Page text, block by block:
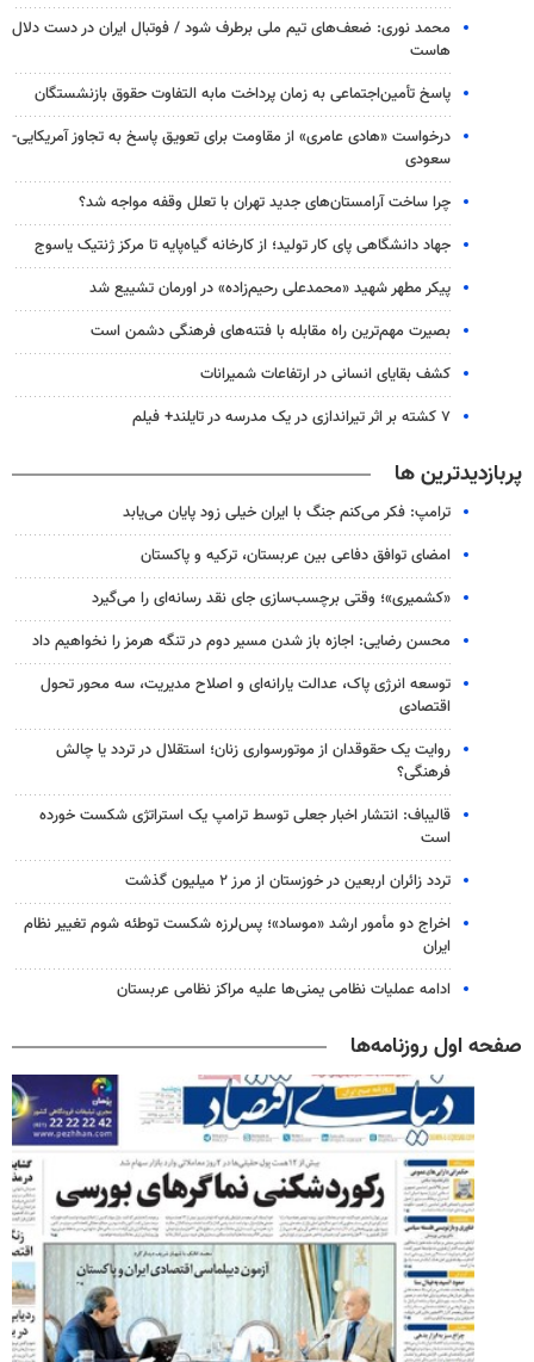
محمد نوری: ضعف‌های تیم ملی برطرف شود / فوتبال ایران در دست دلال
هاست
پاسخ تأمین‌اجتماعی به زمان پرداخت مابه التفاوت حقوق بازنشستگان
درخواست «هادی عامری» از مقاومت برای تعویق پاسخ به تجاوز آمریکایی-
سعودی
چرا ساخت آرامستان‌های جدید تهران با تعلل وقفه مواجه شد؟
جهاد دانشگاهی پای کار تولید؛ از کارخانه گیاه‌پایه تا مرکز ژنتیک یاسوج
پیکر مطهر شهید «محمدعلی رحیم‌زاده» در اورمان تشییع شد
بصیرت مهم‌ترین راه مقابله با فتنه‌های فرهنگی دشمن است
کشف بقایای انسانی در ارتفاعات شمیرانات
۷ کشته بر اثر تیراندازی در یک مدرسه در تایلند+ فیلم
پربازدیدترین ها
ترامپ: فکر می‌کنم جنگ با ایران خیلی زود پایان می‌یابد
امضای توافق دفاعی بین عربستان، ترکیه و پاکستان
«کشمیری»؛ وقتی برچسب‌سازی جای نقد رسانه‌ای را می‌گیرد
محسن رضایی: اجازه باز شدن مسیر دوم در تنگه هرمز را نخواهیم داد
توسعه انرژی پاک، عدالت یارانه‌ای و اصلاح مدیریت، سه محور تحول
اقتصادی
روایت یک حقوقدان از موتورسواری زنان؛ استقلال در تردد یا چالش
فرهنگی؟
قالیباف: انتشار اخبار جعلی توسط ترامپ یک استراتژی شکست خورده
است
تردد زائران اربعین در خوزستان از مرز ۲ میلیون گذشت
اخراج دو مأمور ارشد «موساد»؛ پس‌لرزه شکست توطئه شوم تغییر نظام
ایران
ادامه عملیات نظامی یمنی‌ها علیه مراکز نظامی عربستان
صفحه اول روزنامه‌ها